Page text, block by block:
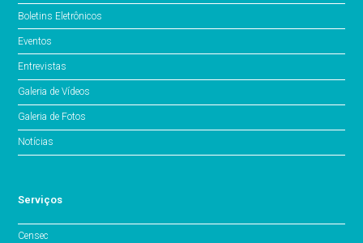
Boletins Eletrônicos
Eventos
Entrevistas
Galeria de Vídeos
Galeria de Fotos
Notícias
Serviços
Censec